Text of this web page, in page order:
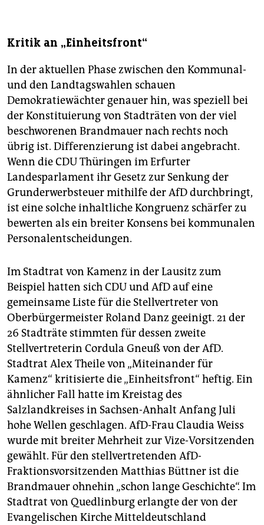
Kritik an „Einheitsfront“
In der aktuellen Phase zwischen den Kommunal-
und den Landtagswahlen schauen
Demokratiewächter genauer hin, was speziell bei
der Konstituierung von Stadträten von der viel
beschworenen Brandmauer nach rechts noch
übrig ist. Differenzierung ist dabei angebracht.
Wenn die CDU Thüringen im Erfurter
Landesparlament ihr Gesetz zur Senkung der
Grunderwerbsteuer mithilfe der AfD durchbringt,
ist eine solche inhaltliche Kongruenz schärfer zu
bewerten als ein breiter Konsens bei kommunalen
Personalentscheidungen.
Im Stadtrat von Kamenz in der Lausitz zum
Beispiel hatten sich CDU und AfD auf eine
gemeinsame Liste für die Stellvertreter von
Oberbürgermeister Roland Danz geeinigt. 21 der
26 Stadträte stimmten für dessen zweite
Stellvertreterin Cordula Gneuß von der AfD.
Stadtrat Alex Theile von „Miteinander für
Kamenz“ kritisierte die „Einheitsfront“ heftig. Ein
ähnlicher Fall hatte im Kreistag des
Salzlandkreises in Sachsen-Anhalt Anfang Juli
hohe Wellen geschlagen. AfD-Frau Claudia Weiss
wurde mit breiter Mehrheit zur Vize-Vorsitzenden
gewählt. Für den stellvertretenden AfD-
Fraktionsvorsitzenden Matthias Büttner ist die
Brandmauer ohnehin „schon lange Geschichte“. Im
Stadtrat von Quedlinburg erlangte der von der
Evangelischen Kirche Mitteldeutschland